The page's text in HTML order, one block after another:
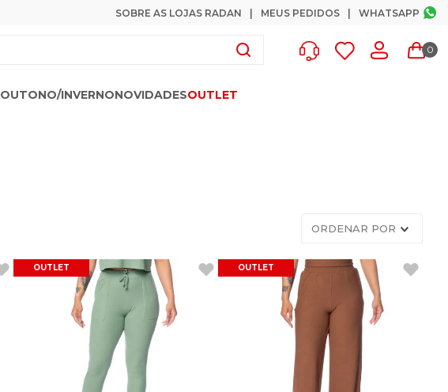
SOBRE AS LOJAS RADAN MEUS PEDIDOS WHATSAPP
0
OUTONO/INVERNONOVIDADESOUTLET
ORDENAR POR
OUTLET OUTLET